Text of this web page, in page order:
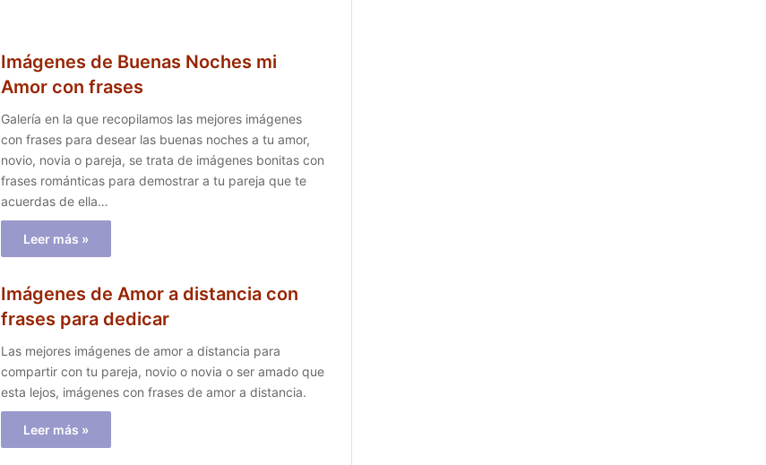
Imágenes de Buenas Noches mi
Amor con frases
Galería en la que recopilamos las mejores imágenes
con frases para desear las buenas noches a tu amor,
novio, novia o pareja, se trata de imágenes bonitas con
frases románticas para demostrar a tu pareja que te
acuerdas de ella…
Leer más »
Imágenes de Amor a distancia con
frases para dedicar
Las mejores imágenes de amor a distancia para
compartir con tu pareja, novio o novia o ser amado que
esta lejos, imágenes con frases de amor a distancia.
Leer más »